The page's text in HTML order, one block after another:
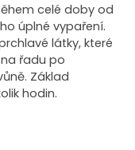
celé doby od
úplné vypaření.
látky, které
řadu po
Základ
hodin.